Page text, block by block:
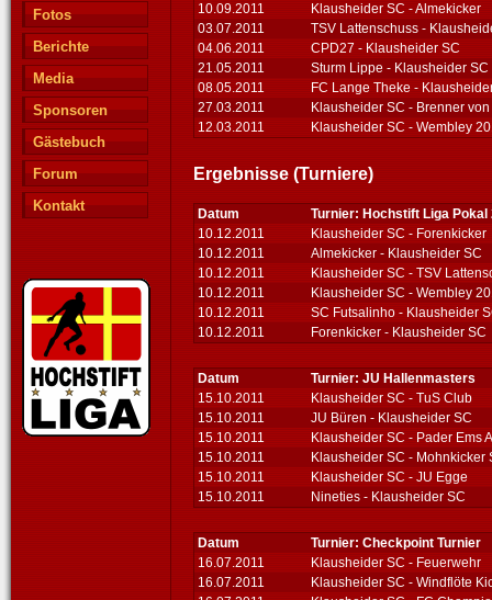
Fotos
Berichte
Media
Sponsoren
Gästebuch
Forum
Kontakt
10.09.2011
Klausheider SC - Almekicker
03.07.2011
TSV Lattenschuss -
04.06.2011
CPD27 - Klausheider SC
21.05.2011
Sturm Lippe - Klausheider SC
08.05.2011
FC Lange Theke -
27.03.2011
Klausheider SC - Brenner
12.03.2011
Klausheider SC - Wembley
Ergebnisse (Turniere)
Datum
Turnier: Hochstift Liga Pokal
10.12.2011
Klausheider SC - Forenkicker
10.12.2011
Almekicker - Klausheider SC
10.12.2011
Klausheider SC - TSV
10.12.2011
Klausheider SC - Wembley
10.12.2011
SC Futsalinho - Klausheider
10.12.2011
Forenkicker - Klausheider SC
Datum
Turnier: JU Hallenmasters
15.10.2011
Klausheider SC - TuS Club
15.10.2011
JU Büren - Klausheider SC
15.10.2011
Klausheider SC - Pader Ems
15.10.2011
Klausheider SC - Mohnkicker
15.10.2011
Klausheider SC - JU Egge
15.10.2011
Nineties - Klausheider SC
Datum
Turnier: Checkpoint Turnier
16.07.2011
Klausheider SC - Feuerwehr
16.07.2011
Klausheider SC - Windflöte